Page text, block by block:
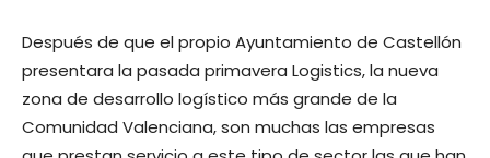
Después de que el propio Ayuntamiento de Castellón
presentara la pasada primavera Logistics, la nueva
zona de desarrollo logístico más grande de la
Comunidad Valenciana, son muchas las empresas